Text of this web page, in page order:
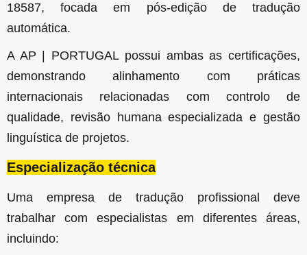
18587, focada em pós-edição de tradução
automática.
A AP | PORTUGAL possui ambas as certificações,
demonstrando alinhamento com práticas
internacionais relacionadas com controlo de
qualidade, revisão humana especializada e gestão
linguística de projetos.
Especialização técnica
Uma empresa de tradução profissional deve
trabalhar com especialistas em diferentes áreas,
incluindo: